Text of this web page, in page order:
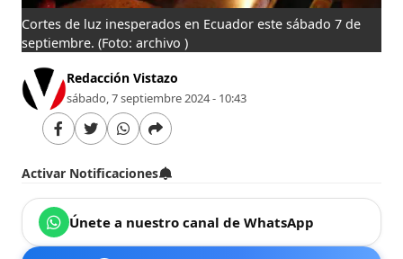
Cortes de luz inesperados en Ecuador este sábado 7 de
septiembre.(Foto: archivo )
Redacción Vistazo
sábado, 7 septiembre 2024 - 10:43
Activar Notificaciones
Únete a nuestro canal de WhatsApp